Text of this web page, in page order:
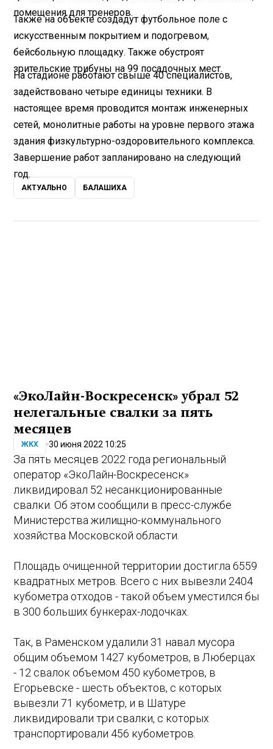
помещения для тренеров.
Также на объекте создадут футбольное поле с
искусственным покрытием и подогревом,
бейсбольную площадку. Также обустроят
зрительские трибуны на 99 посадочных мест.
На стадионе работают свыше 40 специалистов,
задействовано четыре единицы техники. В
настоящее время проводится монтаж инженерных
сетей, монолитные работы на уровне первого этажа
здания физкультурно-оздоровительного комплекса.
Завершение работ запланировано на следующий
год.
АКТУАЛЬНО БАЛАШИХА
«ЭкоЛайн-Воскресенск» убрал 52
нелегальные свалки за пять
месяцев
ЖКХ 30 июня 2022 10:25
За пять месяцев 2022 года региональный
оператор «ЭкоЛайн-Воскресенск»
ликвидировал 52 несанкционированные
свалки. Об этом сообщили в пресс-службе
Министерства жилищно-коммунального
хозяйства Московской области.
Площадь очищенной территории достигла 6559
квадратных метров. Всего с них вывезли 2404
кубометра отходов - такой объем уместился бы
в 300 больших бункерах-лодочках.
Так, в Раменском удалили 31 навал мусора
общим объемом 1427 кубометров, в Люберцах
- 12 свалок объемом 450 кубометров, в
Егорьевске - шесть объектов, с которых
вывезли 71 кубометр, и в Шатуре
ликвидировали три свалки, с которых
транспортировали 456 кубометров.